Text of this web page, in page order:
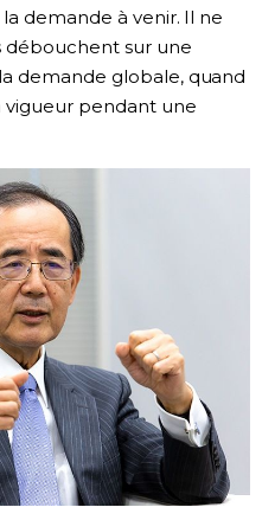
demande à venir. Il ne
débouchent sur une
demande globale, quand
vigueur pendant une